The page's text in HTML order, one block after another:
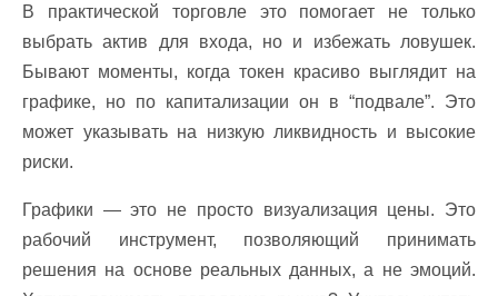
В практической торговле это помогает не только
выбрать актив для входа, но и избежать ловушек.
Бывают моменты, когда токен красиво выглядит на
графике, но по капитализации он в “подвале”. Это
может указывать на низкую ликвидность и высокие
риски.
Графики — это не просто визуализация цены. Это
рабочий инструмент, позволяющий принимать
решения на основе реальных данных, а не эмоций.